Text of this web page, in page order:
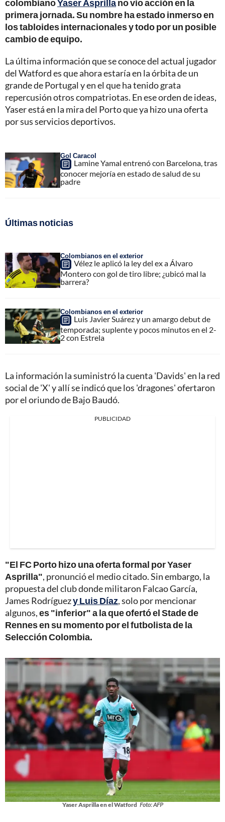
colombianoYaser Asprillano vio acción en la
primera jornada. Su nombre ha estado inmerso en
los tabloides internacionales y todo por un posible
cambio de equipo.
La última información que se conoce del actual jugador
del Watford es que ahora estaría en la órbita de un
grande de Portugal y en el que ha tenido grata
repercusión otros compatriotas. En ese orden de ideas,
Yaser está en la mira del Porto que ya hizo una oferta
por sus servicios deportivos.
Gol Caracol
Lamine Yamal entrenó con Barcelona, tras
conocer mejoría en estado de salud de su
padre
Últimas noticias
Colombianos en el exterior
Vélez le aplicó la ley del ex a Álvaro
Montero con gol de tiro libre; ¿ubicó mal la
barrera?
Colombianos en el exterior
Luis Javier Suárez y un amargo debut de
temporada; suplente y pocos minutos en el 2-
2 con Estrela
La información la suministró la cuenta 'Davids' en la red
social de 'X' y allí se indicó que los 'dragones' ofertaron
por el oriundo de Bajo Baudó.
PUBLICIDAD
"El FC Porto hizo una oferta formal por Yaser
Asprilla", pronunció el medio citado. Sin embargo, la
propuesta del club donde militaron Falcao García,
James Rodríguezy Luis Díaz, solo por mencionar
algunos,es "inferior" a la que ofertó el Stade de
Rennes en su momento por el futbolista de la
Selección Colombia.
Yaser Asprilla en el Watford Foto: AFP